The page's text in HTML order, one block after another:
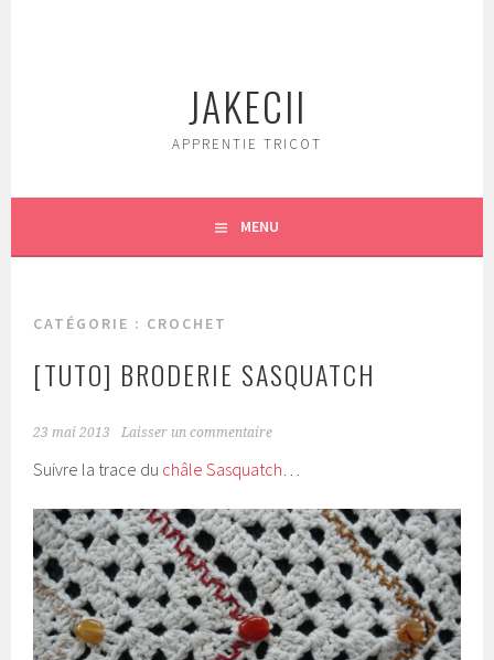
JAKECII
APPRENTIE TRICOT
MENU
CATÉGORIE : CROCHET
[TUTO] BRODERIE SASQUATCH
23 mai 2013 Laisser un commentaire
Suivre la trace du châle Sasquatch…